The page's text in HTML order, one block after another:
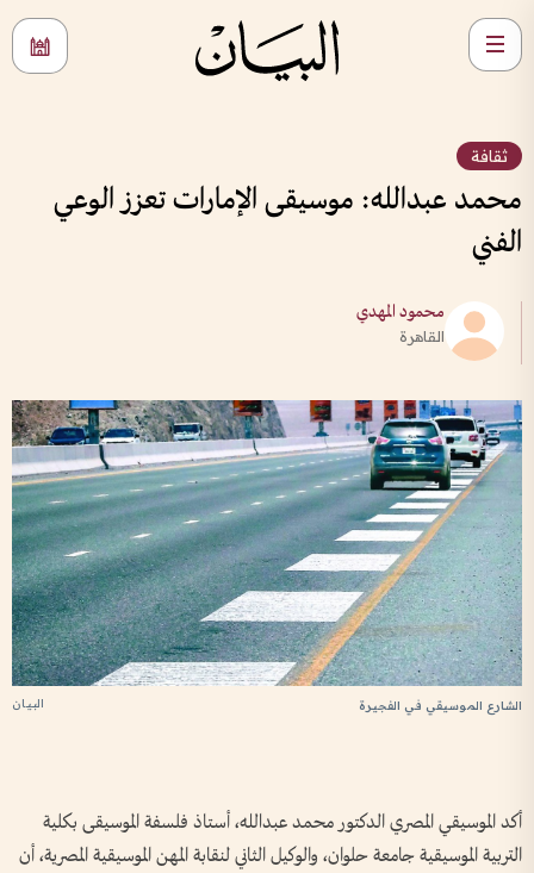
ثقافة
محمد عبدالله: موسيقى الإمارات تعزز الوعي
الفني
محمود المهدي
القاهرة
البيان الشارع الموسيقي في الفجيرة
أكد الموسيقي المصري الدكتور محمد عبدالله، أستاذ فلسفة الموسيقى بكلية
التربية الموسيقية جامعة حلوان، والوكيل الثاني لنقابة المهن الموسيقية المصرية، أن